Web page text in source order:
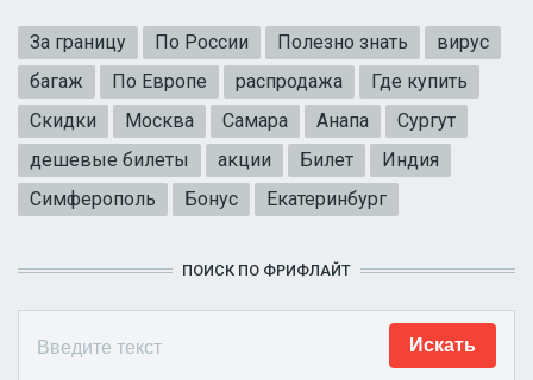
За границу По России Полезно знать
вирус
багаж
По Европе распродажа
Где купить
Скидки
Москва Самара Анапа
Сургут
дешевые билеты
акции Билет
Индия
Симферополь
Бонус Екатеринбург
ПОИСК ПО ФРИФЛАЙТ